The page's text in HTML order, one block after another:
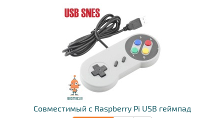
Совместимый с Raspberry Pi USB геймпад